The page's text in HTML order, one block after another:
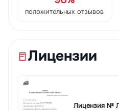
положительных отзывов
Лицензии
Лицензия №